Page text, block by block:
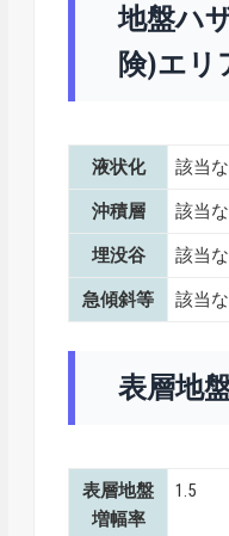
地盤ハ
険)エリ
液状化 該当
沖積層 該当
埋没谷 該当
急傾斜等 該当
表層地
表層地盤
増幅率
1.5